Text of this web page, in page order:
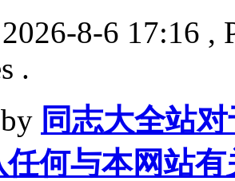
8-6 17:16 ,
.
同志大全站
何与本网站